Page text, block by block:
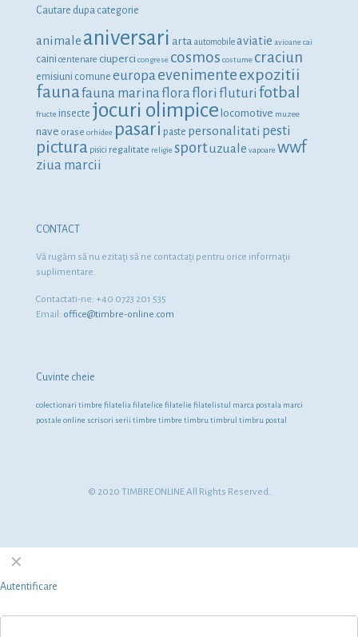
Cautare dupa categorie
animale aniversari arta automobile aviatie avioane cai
caini centenare ciuperci congrese cosmos costume craciun
emisiuni comune europa evenimenteexpozitii
faunafauna marinafloraflori fluturi fotbal
fructe insecte jocuri olimpice locomotive muzee
nave orase orhidee pasari paste personalitati pesti
pictura pisici regalitate religie sportuzuale vapoare wwf
ziua marcii
CONTACT
Vă rugăm să nu ezitaţi să ne contactaţi pentru orice informaţii
suplimentare.
Contactati-ne: +40 0723 201 535
Email: office@timbre-online.com
Cuvinte cheie
colectionari timbre filatelia filatelice filatelie filatelistul marca postala marci
postale online scrisori serii timbre timbre timbru timbrul timbru postal
© 2020 TIMBRE ONLINE All Rights Reserved.
✕
Autentificare